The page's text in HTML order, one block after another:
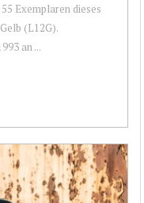
Exemplaren dieses
(L12G).
an ...